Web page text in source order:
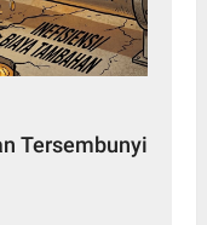
Tersembunyi